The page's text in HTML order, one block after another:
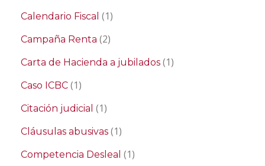
Calendario Fiscal (1)
Campaña Renta (2)
Carta de Hacienda a jubilados (1)
Caso ICBC (1)
Citación judicial (1)
Cláusulas abusivas (1)
Competencia Desleal (1)